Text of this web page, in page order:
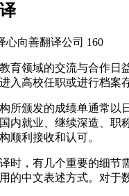
心向善翻译公司 160
育领域的交流与合作日
入高校任职或进行档案
所颁发的成绩单通常
内就业、继续深造、职
顺利接收和认可。
时，有几个重要的细节
的中文表述方式。对于